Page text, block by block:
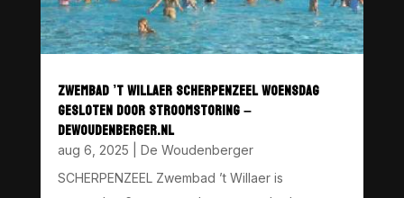
ZWEMBAD ’T WILLAER SCHERPENZEEL WOENSDAG
GESLOTEN DOOR STROOMSTORING –
DEWOUDENBERGER.NL
aug 6, 2025
De Woudenberger
SCHERPENZEEL Zwembad ’t Willaer is